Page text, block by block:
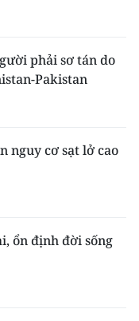
phải sơ tán do
Pakistan
nguy cơ sạt lở cao
ổn định đời sống